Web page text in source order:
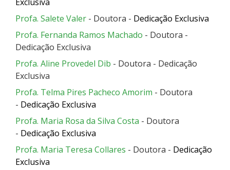
Profa. Salete Valer - Doutora - Dedicação Exclusiva
Profa. Fernanda Ramos Machado - Doutora -
Dedicação Exclusiva
Profa. Aline Provedel Dib - Doutora - Dedicação
Exclusiva
Profa. Telma Pires Pacheco Amorim - Doutora
- Dedicação Exclusiva
Profa. Maria Rosa da Silva Costa - Doutora
- Dedicação Exclusiva
Profa. Maria Teresa Collares - Doutora - Dedicação
Exclusiva